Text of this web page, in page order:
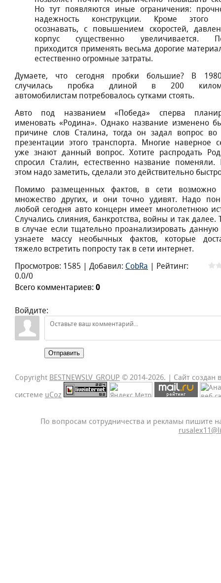
Но тут появляются иные ограничения:
надежность конструкции. Кроме этого
осознавать, с повышением скоростей,
корпус существенно увеличивается.
приходится применять весьма дорогие
естественно огромные затраты.
Думаете, что сегодня пробки большие? В
случилась пробка длиной в 200
автомобилистам потребовалось сутками стоять.
Авто под названием «Победа» сперва
именовать «Родина». Однако название изменено
причине слов Сталина, тогда он задал вопрос во
презентации этого транспорта. Многие наверное
уже знают данный вопрос. Хотите распродать
спросил Сталин, естественно название
этом надо заметить, сделали это действительно
Помимо размещенных фактов, в сети возможно
множество других, и они точно удивят. Надо
любой сегодня авто концерн имеет многолетнюю
Случались слияния, банкротства, войны и так далее.
в случае если тщательно проанализировать данную
узнаете массу необычных фактов, которые
тяжело встретить попросту так в сети интернет.
Просмотров: 1585 Добавил: CobRa Рейтинг:
0.0/0
Всего комментариев: 0
Войдите:
Отправить
Copyright BESTNEWSLV_GROUP © 2014-2026. | Сайт создан
системе uCoz
По вопросам сотрудничества и рекламы пишите